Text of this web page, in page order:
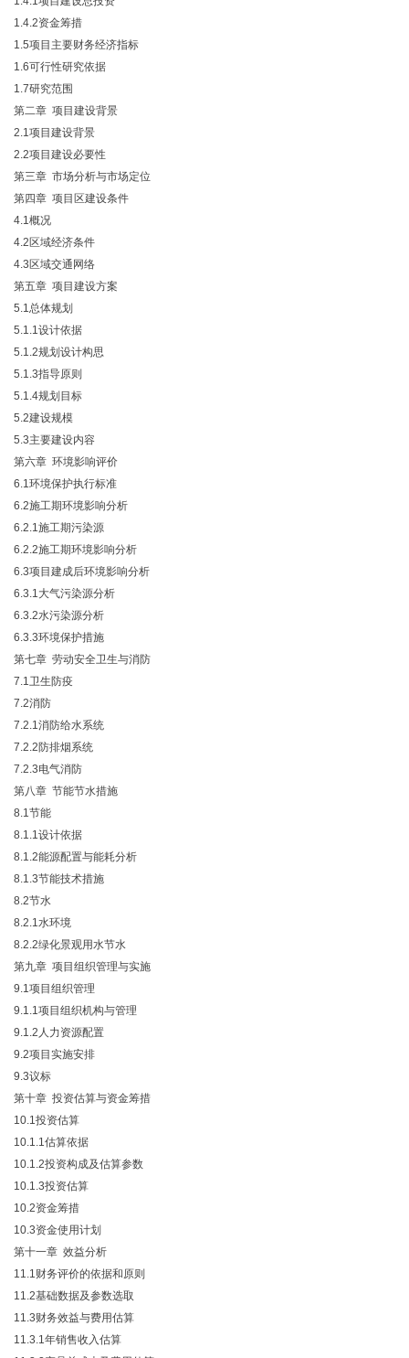
1.4.2资金筹措
1.5项目主要财务经济指标
1.6可行性研究依据
1.7研究范围
第二章 项目建设背景
2.1项目建设背景
2.2项目建设必要性
第三章 市场分析与市场定位
第四章 项目区建设条件
4.1概况
4.2区域经济条件
4.3区域交通网络
第五章 项目建设方案
5.1总体规划
5.1.1设计依据
5.1.2规划设计构思
5.1.3指导原则
5.1.4规划目标
5.2建设规模
5.3主要建设内容
第六章 环境影响评价
6.1环境保护执行标准
6.2施工期环境影响分析
6.2.1施工期污染源
6.2.2施工期环境影响分析
6.3项目建成后环境影响分析
6.3.1大气污染源分析
6.3.2水污染源分析
6.3.3环境保护措施
第七章 劳动安全卫生与消防
7.1卫生防疫
7.2消防
7.2.1消防给水系统
7.2.2防排烟系统
7.2.3电气消防
第八章 节能节水措施
8.1节能
8.1.1设计依据
8.1.2能源配置与能耗分析
8.1.3节能技术措施
8.2节水
8.2.1水环境
8.2.2绿化景观用水节水
第九章 项目组织管理与实施
9.1项目组织管理
9.1.1项目组织机构与管理
9.1.2人力资源配置
9.2项目实施安排
9.3议标
第十章 投资估算与资金筹措
10.1投资估算
10.1.1估算依据
10.1.2投资构成及估算参数
10.1.3投资估算
10.2资金筹措
10.3资金使用计划
第十一章 效益分析
11.1财务评价的依据和原则
11.2基础数据及参数选取
11.3财务效益与费用估算
11.3.1年销售收入估算